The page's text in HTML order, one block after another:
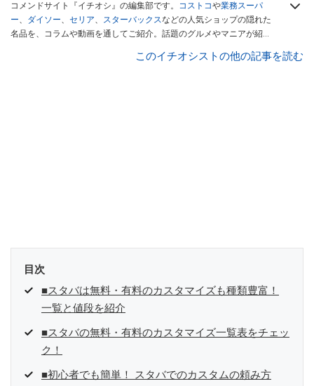
コメンドサイト『イチオシ』の編集部です。 コストコや業務スーパ
ー、 ダイソー、 セリア、 スターバックスなどの人気ショップの隠れた
名品を、コラムや動画を通してご紹介。話題のグルメやマニアが紹介
インフルエンサーが実際に使用してレビューしています。毎日トレン
このイチオシストの他の記事を読む
目次
■スタバは無料・有料のカスタマイズも種類豊富！
一覧と値段を紹介
■スタバの無料・有料のカスタマイズ一覧表をチェッ
ク！
■初心者でも簡単！ スタバでのカスタムの頼み方